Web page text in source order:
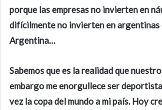
porque las empresas no invierten en
difícilmente no invierten en argentinas
Argentina…
Sabemos que es la realidad que
embargo me enorgullece ser
vez la copa del mundo a mi país. Hoy